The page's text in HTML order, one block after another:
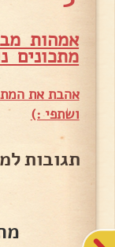
אמהות
מתכונים
אהבת את
ושתפי :)
תגובות